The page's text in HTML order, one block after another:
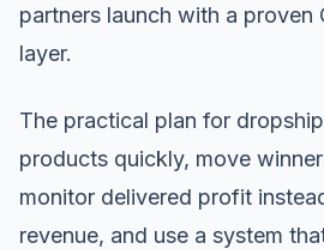
partners launch with a proven
layer.
The practical plan for
products quickly, move
monitor delivered profit
revenue, and use a system